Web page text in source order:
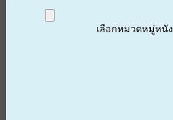
เลือกหมวดหมู่หนัง